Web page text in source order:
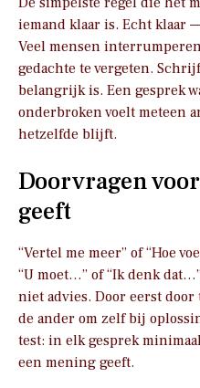
iemand klaar is. Echt klaar
Veel mensen
gedachte te vergeten.
belangrijk is. Een gesprek
onderbroken voelt meteen
hetzelfde blijft.
Doorvragen
geeft
“Vertel me meer” of “Hoe
“U moet…” of “Ik denk
niet advies. Door eerst
de ander om zelf bij
test: in elk gesprek
een mening geeft.